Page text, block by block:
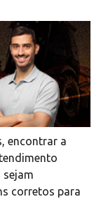
encontrar a
sejam
corretos para